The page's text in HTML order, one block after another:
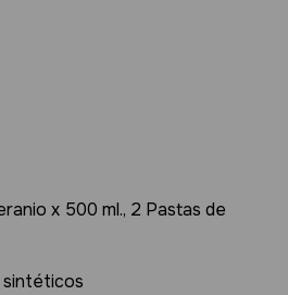
x 500 ml., 2 Pastas de
sintéticos